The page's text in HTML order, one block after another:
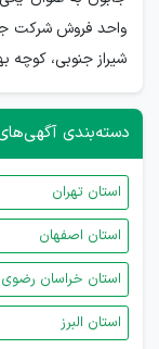
واحد فروش شرکت
شیراز جنوبی، كوچه بهار
دسته‌بندی
استان تهران
استان اصفهان
استان خراسان رضوی
استان البرز